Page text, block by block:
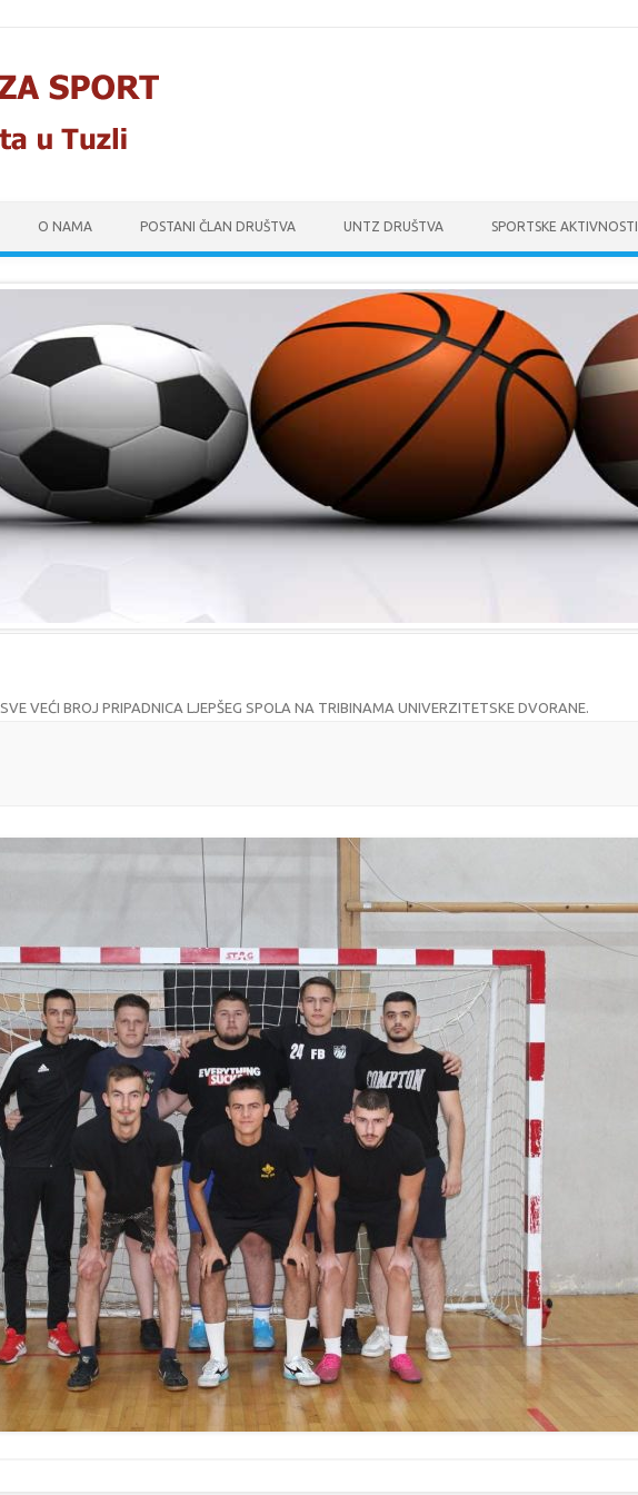
O NAMA POSTANI ČLAN DRUŠTVA UNTZ DRUŠTVA SPORTSKE AKTIVNOSTI
SVE VEĆI BROJ PRIPADNICA LJEPŠEG SPOLA NA TRIBINAMA UNIVERZITETSKE DVORANE.